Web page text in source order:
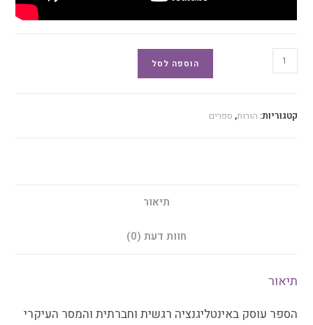
הוספה לסל
קטגוריות: הורות, ספרים
תיאור
חוות דעת (0)
תיאור
הספר עוסק באינטליגנציה רגשית וחברתית והמסר העיקרי